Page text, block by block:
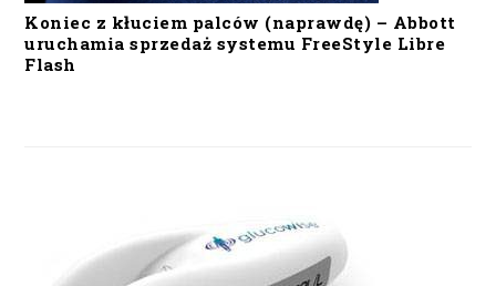
Koniec z kłuciem palców (naprawdę) – Abbott
uruchamia sprzedaż systemu FreeStyle Libre
Flash